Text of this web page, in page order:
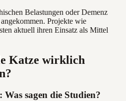
Belastungen oder Demenz
Projekte wie
aktuell ihren Einsatz als Mittel
Katze wirklich
Was sagen die Studien?